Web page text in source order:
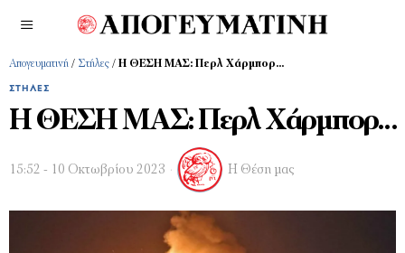
Απογευματινή / Στήλες / Η ΘΕΣΗ ΜΑΣ: Περλ Χάρμπορ…
ΣΤΉΛΕΣ
Η ΘΕΣΗ ΜΑΣ: Περλ Χάρμπορ…
15:52 - 10 Οκτωβρίου 2023 Η Θέση μας